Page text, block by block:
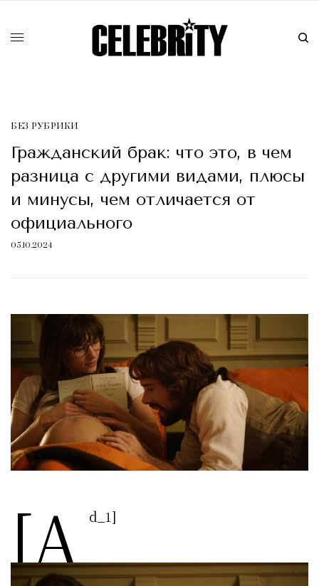
БЕЗ РУБРИКИ
Гражданский брак: что это, в чем
разница с другими видами, плюсы
и минусы, чем отличается от
официального
05.10.2024
[a d_1]